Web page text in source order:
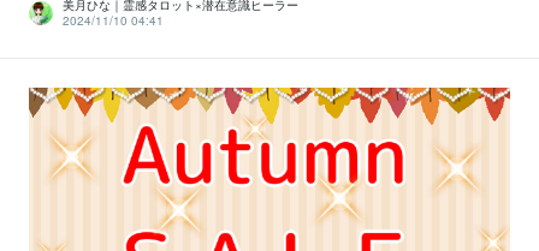
美月ひな｜霊感タロット×潜在意識ヒーラー
2024/11/10 04:41